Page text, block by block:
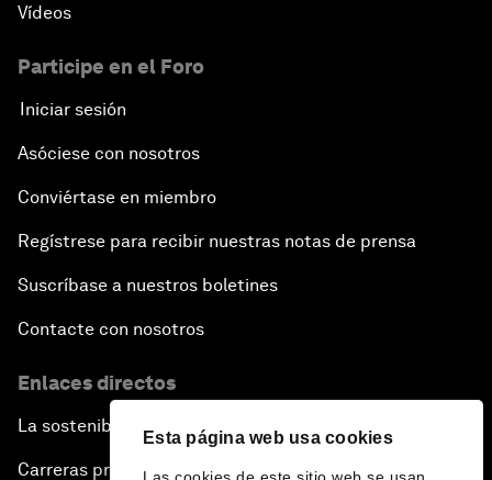
Esta página web usa cookies
Vídeos
Participe en el Foro
Iniciar sesión
Asóciese con nosotros
Conviértase en miembro
Regístrese para recibir nuestras notas de prensa
Suscríbase a nuestros boletines
Contacte con nosotros
Enlaces directos
La sostenibilidad en el Foro
Carreras profesionales